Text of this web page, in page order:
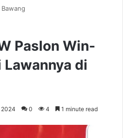
Paslon Win-
di
2024 0 4 1 minute read